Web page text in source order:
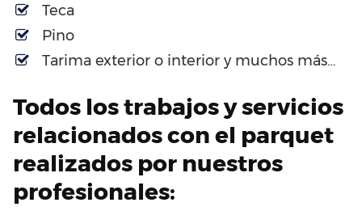
Teca
Pino
Tarima exterior o interior y muchos más…
Todos los trabajos y servicios
relacionados con el parquet
realizados por nuestros
profesionales: